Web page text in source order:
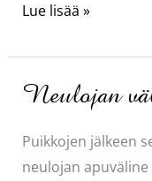
En
pysäyttämään…
Lue lisää »
Neulojan
Puikkojen jälkeen
neulojan